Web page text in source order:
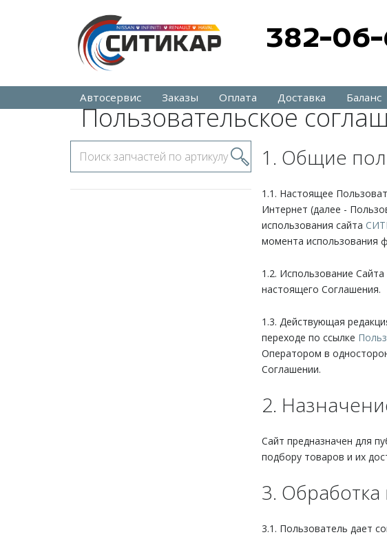
382-
Автосервис Заказы Оплата Доставка Баланс
Пользовательское
запчастей
артикулу
1. Общие
1.1. Настоящее
Интернет (далее -
использования сайта
момента использования
1.2. Использование
настоящего Соглашения.
1.3. Действующая
переходе по ссылке
Оператором в
Соглашении.
2.
Сайт предназначен для
подбору товаров и их
3.
3.1. Пользователь дает